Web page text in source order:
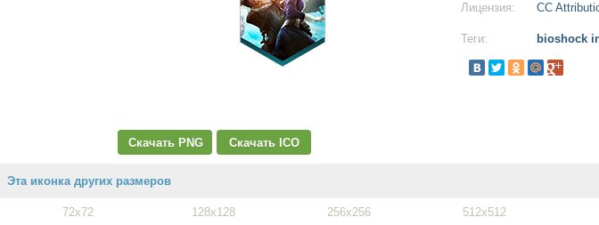
Скачать PNG Скачать ICO
Лицензия: CC
Теги: bioshock
Эта иконка других размеров
72x72 128x128 256x256 512x512